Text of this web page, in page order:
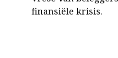
finansiële krisis.